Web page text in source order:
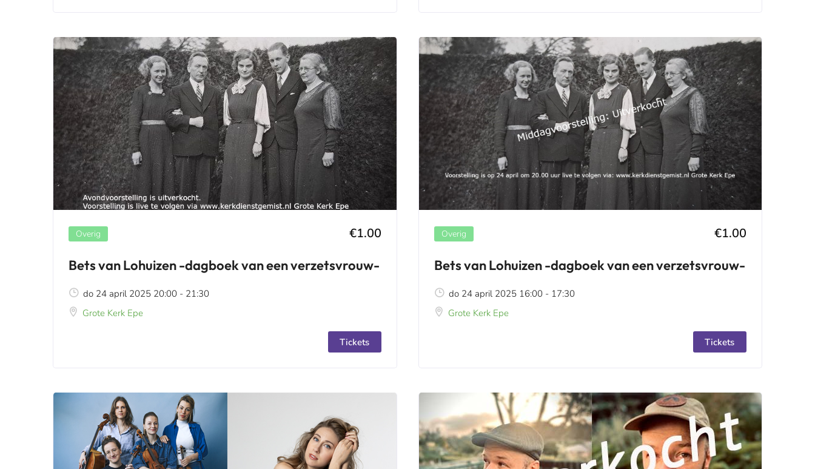
Overig €1.00
Bets van Lohuizen -dagboek van een verzetsvrouw-
Grote Kerk Epe
do 24 april 2025 20:00 - 21:30
Tickets
Overig €1.00
Bets van Lohuizen -dagboek van een verzetsvrouw-
Grote Kerk Epe
do 24 april 2025 16:00 - 17:30
Tickets